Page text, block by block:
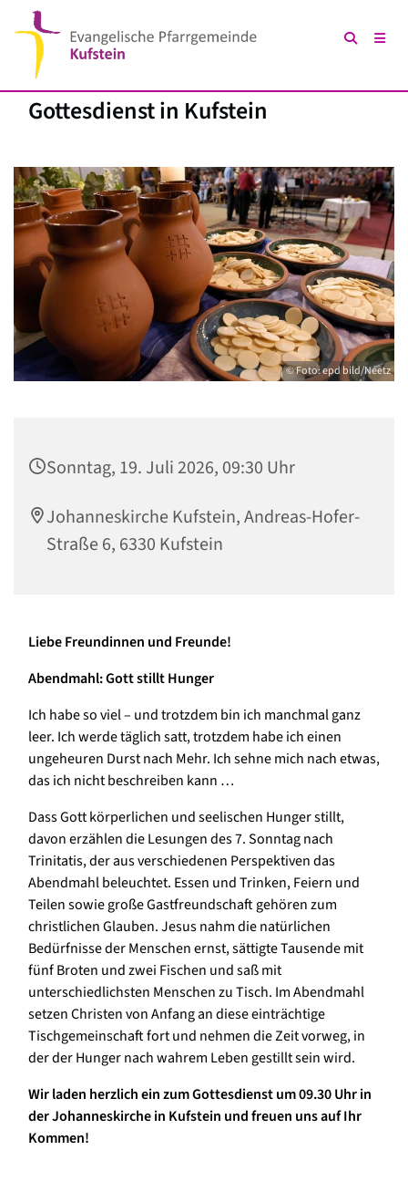
Gottesdienst in Kufstein
© Foto: epd bild/Neetz
Sonntag, 19. Juli 2026, 09:30 Uhr
Johanneskirche Kufstein, Andreas-Hofer-
Straße 6, 6330 Kufstein
Liebe Freundinnen und Freunde!
Abendmahl: Gott stillt Hunger
Ich habe so viel – und trotzdem bin ich manchmal ganz
leer. Ich werde täglich satt, trotzdem habe ich einen
ungeheuren Durst nach Mehr. Ich sehne mich nach etwas,
das ich nicht beschreiben kann …
Dass Gott körperlichen und seelischen Hunger stillt,
davon erzählen die Lesungen des 7. Sonntag nach
Trinitatis, der aus verschiedenen Perspektiven das
Abendmahl beleuchtet. Essen und Trinken, Feiern und
Teilen sowie große Gastfreundschaft gehören zum
christlichen Glauben. Jesus nahm die natürlichen
Bedürfnisse der Menschen ernst, sättigte Tausende mit
fünf Broten und zwei Fischen und saß mit
unterschiedlichsten Menschen zu Tisch. Im Abendmahl
setzen Christen von Anfang an diese einträchtige
Tischgemeinschaft fort und nehmen die Zeit vorweg, in
der der Hunger nach wahrem Leben gestillt sein wird.
Wir laden herzlich ein zum Gottesdienst um 09.30 Uhr in
der Johanneskirche in Kufstein und freuen uns auf Ihr
Kommen!